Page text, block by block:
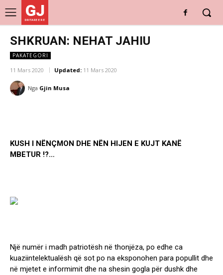
GJ
DRITARE E RE
SHKRUAN: NEHAT JAHIU
PAKATEGORI
11 Mars 2020 Updated: 11 Mars 2020
Nga Gjin Musa
KUSH I NËNÇMON DHE NËN HIJEN E KUJT KANË
MBETUR !?…
Një numër i madh patriotësh në thonjëza, po edhe ca
kuaziintelektualësh që sot po na eksponohen para popullit dhe
në mjetet e informimit dhe na shesin gogla për dushk dhe